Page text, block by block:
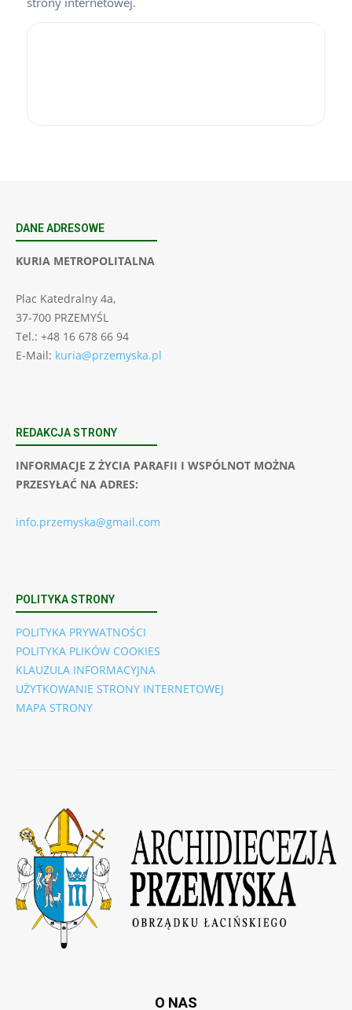
DANE ADRESOWE
KURIA METROPOLITALNA
Plac Katedralny 4a,
37-700 PRZEMYŚL
Tel.: +48 16 678 66 94
E-Mail: kuria@przemyska.pl
REDAKCJA STRONY
INFORMACJE Z ŻYCIA PARAFII I WSPÓLNOT MOŻNA
PRZESYŁAĆ NA ADRES:
info.przemyska@gmail.com
POLITYKA STRONY
POLITYKA PRYWATNOŚCI
POLITYKA PLIKÓW COOKIES
KLAUZULA INFORMACYJNA
UŻYTKOWANIE STRONY INTERNETOWEJ
MAPA STRONY
O NAS